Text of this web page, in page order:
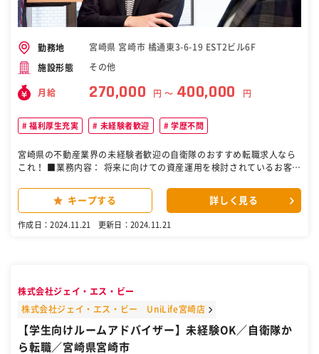
勤務地 宮崎県 宮崎市 橘通東3-6-19 EST2ビル6F
施設形態 その他
月給 270,000 円 〜 400,000 円
福利厚生充実 未経験者歓迎 学歴不問
宮崎県の不動産業界の未経験者歓迎の自衛隊のおすすめ転職求人なら
これ！ ■業務内容： 将来に向けての資産運用を検討されているお客様
た！」と言っていただけるような投資にするために、投資をすること
の利点（節税効果や収益面積）を伝えるなど、投資の心配事項のサポ
ート等を行います。 <詳細> 弊社が過去契約頂いたお客様や、ご紹介
築する為、経済動向について勉強をしながらお客様に届ける資料の作
成や、全社での交流イベントも開催しております。さらに購入後のケ
お客様だった方が入社されたこともあります。 ■組織構成 宮崎本社で
は3名の営業が在籍しており、30代中心に活躍しています。 ■過去中
キープする 詳しく見る
作成日：2024.11.21 更新日：2024.11.21
株式会社ジェイ・エス・ビー
株式会社ジェイ・エス・ビー UniLife宮崎店
【学生向けルームアドバイザー】未経験OK／自衛隊か
ら転職／宮崎県宮崎市